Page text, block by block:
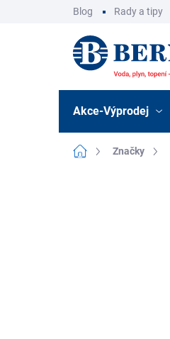
Blog Rady a tipy
Akce-Výprodej
Domů Značky